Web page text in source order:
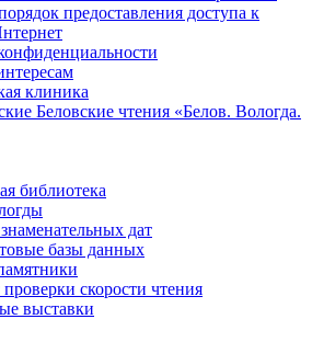
предоставления доступа к
клиника
Беловские чтения «Белов. Вологда.
библиотека
дат
базы данных
проверки скорости чтения
выставки